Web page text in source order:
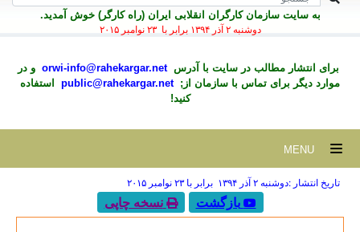
به سايت سازمان کارگران انقلابی ايران (راه کارگر) خوش آمديد.
دوشنبه ۲ آذر ۱۳۹۴ برابر با ۲۳ نوامبر ۲۰۱۵
برای انتشار مطالب در سايت با آدرسorwi-info@rahekargar.net و در
موارد ديگر برای تماس با سازمان از;public@rahekargar.net
استفاده
کنید!
تاریخ انتشار :دوشنبه ۲ آذر ۱۳۹۴ برابر با ۲۳ نوامبر ۲۰۱۵
بازگشت نسخه چاپی